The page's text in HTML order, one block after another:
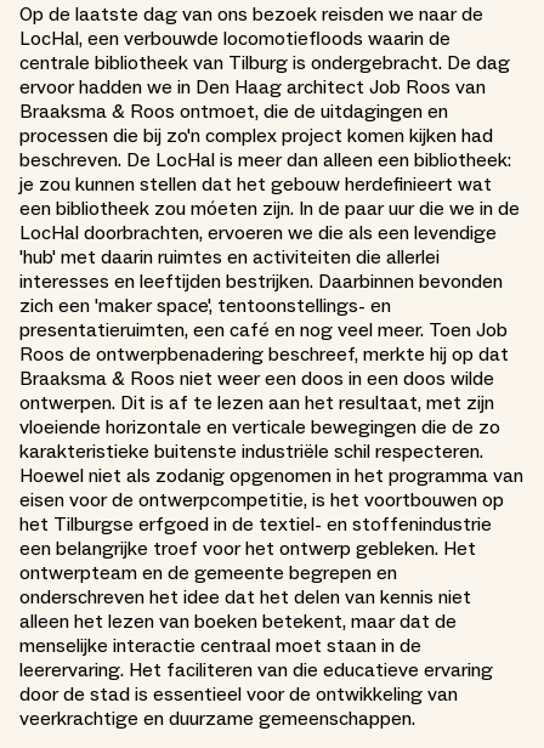
Op de laatste dag van ons bezoek reisden we naar de
LocHal, een verbouwde locomotiefloods waarin de
centrale bibliotheek van Tilburg is ondergebracht. De dag
ervoor hadden we in Den Haag architect Job Roos van
Braaksma & Roos ontmoet, die de uitdagingen en
processen die bij zo'n complex project komen kijken had
beschreven. De LocHal is meer dan alleen een bibliotheek:
je zou kunnen stellen dat het gebouw herdefinieert wat
een bibliotheek zou móeten zijn. In de paar uur die we in de
LocHal doorbrachten, ervoeren we die als een levendige
'hub' met daarin ruimtes en activiteiten die allerlei
interesses en leeftijden bestrijken. Daarbinnen bevonden
zich een 'maker space', tentoonstellings- en
presentatieruimten, een café en nog veel meer. Toen Job
Roos de ontwerpbenadering beschreef, merkte hij op dat
Braaksma & Roos niet weer een doos in een doos wilde
ontwerpen. Dit is af te lezen aan het resultaat, met zijn
vloeiende horizontale en verticale bewegingen die de zo
karakteristieke buitenste industriële schil respecteren.
Hoewel niet als zodanig opgenomen in het programma van
eisen voor de ontwerpcompetitie, is het voortbouwen op
het Tilburgse erfgoed in de textiel- en stoffenindustrie
een belangrijke troef voor het ontwerp gebleken. Het
ontwerpteam en de gemeente begrepen en
onderschreven het idee dat het delen van kennis niet
alleen het lezen van boeken betekent, maar dat de
menselijke interactie centraal moet staan in de
leerervaring. Het faciliteren van die educatieve ervaring
door de stad is essentieel voor de ontwikkeling van
veerkrachtige en duurzame gemeenschappen.